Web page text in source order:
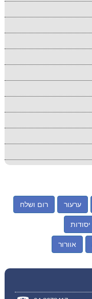
ערעור רום ושלח
יסודות
אוורור